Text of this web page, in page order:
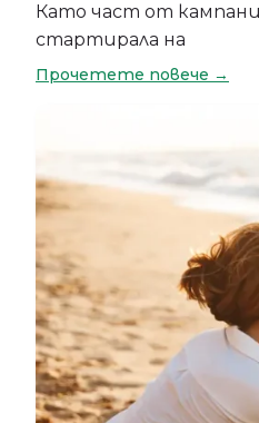
Като част от
стартирала на
Прочетете повече →